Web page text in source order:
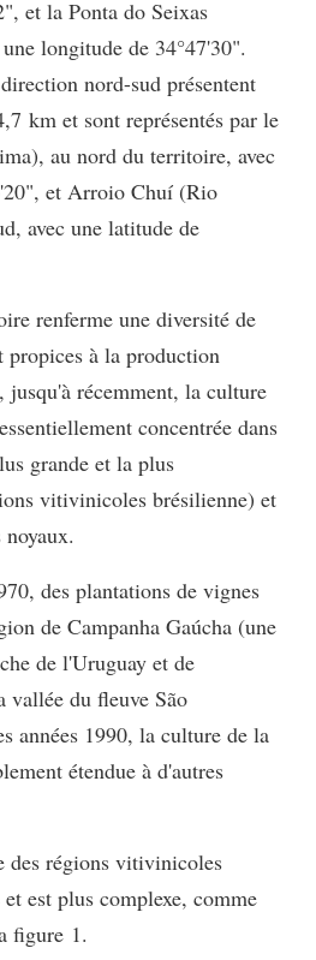
et la Ponta do Seixas
longitude de 34°47'30".
nord-sud présentent
km et sont représentés par le
au nord du territoire, avec
et Arroio Chuí (Rio
avec une latitude de
renferme une diversité de
propices à la production
récemment, la culture
concentrée dans
grande et la plus
vitivinicoles brésilienne) et
des plantations de vignes
de Campanha Gaúcha (une
de l'Uruguay et de
vallée du fleuve São
années 1990, la culture de la
étendue à d'autres
des régions vitivinicoles
est plus complexe, comme
figure 1.